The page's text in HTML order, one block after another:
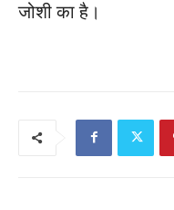
जोशी का है।